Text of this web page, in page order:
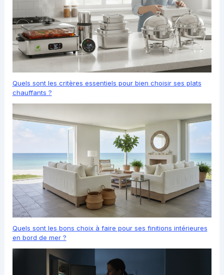
Quels sont les critères essentiels pour bien choisir ses plats
chauffants ?
Quels sont les bons choix à faire pour ses finitions intérieures
en bord de mer ?